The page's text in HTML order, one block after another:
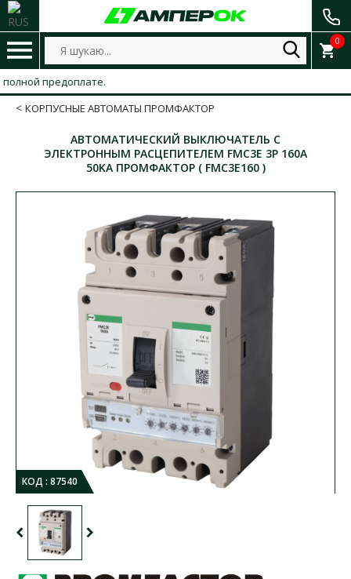
0
предоплате.
КОРПУСНЫЕ АВТОМАТЫ ПРОМФАКТОР
АВТОМАТИЧЕСКИЙ ВЫКЛЮЧАТЕЛЬ С
ЭЛЕКТРОННЫМ РАСЦЕПИТЕЛЕМ FMC3E 3P 160A
50KA ПРОМФАКТОР ( FMC3E160 )
КОД : 87540